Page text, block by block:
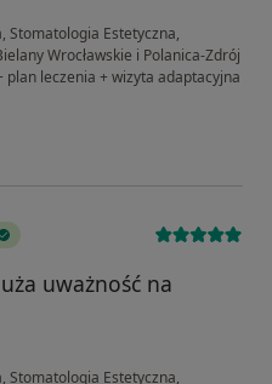
Stomatologia Estetyczna,
Wrocławskie i Polanica-Zdrój
leczenia + wizyta adaptacyjna
uważność na
Stomatologia Estetyczna,